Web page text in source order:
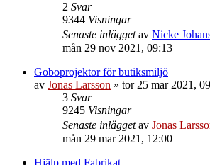
2 Svar
9344 Visningar
Senaste inläggetav Nicke
mån 29 nov 2021, 09:13
Goboprojektor för butiksmiljö
av Jonas Larsson » tor 25 mar 2021,
3 Svar
9245 Visningar
Senaste inläggetav Jonas
mån 29 mar 2021, 12:00
Hjälp med Fabrikat